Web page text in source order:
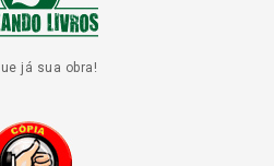
já sua obra!